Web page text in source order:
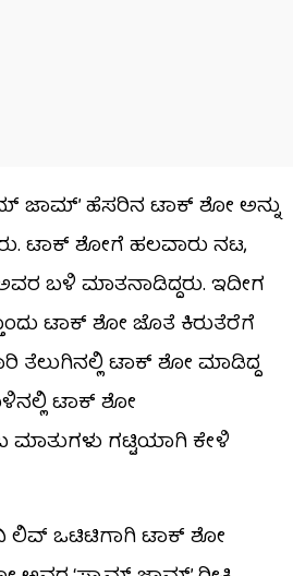
ಜಾಮ್’ ಹೆಸರಿನ ಟಾಕ್ ಶೋ ಅನ್ನು
ಟಾಕ್ ಶೋಗೆ ಹಲವಾರು ನಟ,
ಬಳಿ ಮಾತನಾಡಿದ್ದರು. ಇದೀಗ
ಟಾಕ್ ಶೋ ಜೊತೆ ಕಿರುತೆರೆಗೆ
ತೆಲುಗಿನಲ್ಲಿ ಟಾಕ್ ಶೋ ಮಾಡಿದ್ದ
ಟಾಕ್ ಶೋ
ಗಟ್ಟಿಯಾಗಿ ಕೇಳಿ
ಲಿವ್ ಒಟಿಟಿಗಾಗಿ ಟಾಕ್ ಶೋ